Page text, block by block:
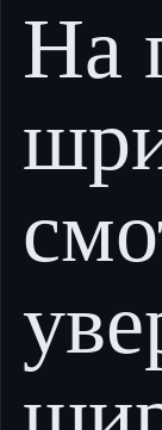
На